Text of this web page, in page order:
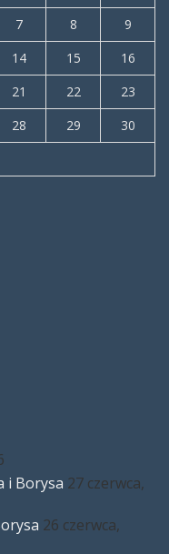
7 8
9
14 15
16
21 22
23
28 29
30
i Borysa 27 czerwca,
26 czerwca,